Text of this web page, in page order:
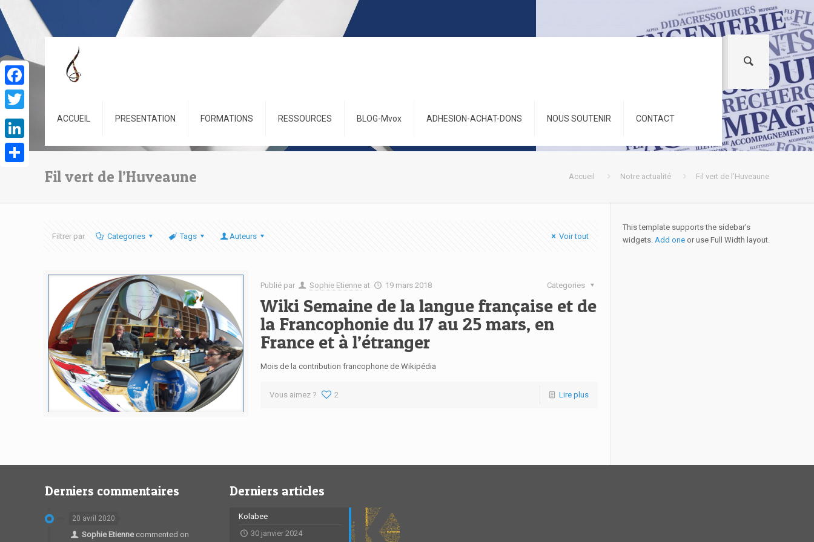
ACCUEIL PRESENTATION FORMATIONS RESSOURCES BLOG-Mvox ADHESION-ACHAT-DONS NOUS SOUTENIR CONTACT
Fil vert de l’Huveaune Accueil Notre actualité Fil vert de l’Huveaune
Filtrer par Categories Tags Auteurs Voir tout
Publié par Sophie Etienne at 19 mars 2018 Categories
Wiki Semaine de la langue française et de
la Francophonie du 17 au 25 mars, en
France et à l’étranger
Mois de la contribution francophone de Wikipédia
Vous aimez ? 2 Lire plus
This template supports the sidebar's
widgets. Add oneor use Full Width layout.
Derniers commentaires
20 avril 2020
Sophie Etiennecommented on
Derniers articles
Kolabee
30 janvier 2024
Facebook
Twitter
LinkedIn